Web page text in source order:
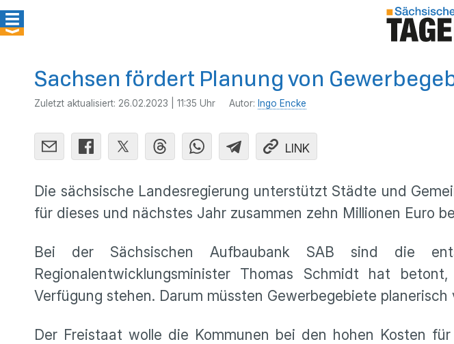
Sachsen fördert Planung von
Zuletzt aktualisiert: 26.02.2023 | 11:35 Uhr Autor: Ingo Encke
LINK
Die sächsische Landesregierung unterstützt Städte und
für dieses und nächstes Jahr zusammen zehn Millionen Euro
Bei der Sächsischen Aufbaubank SAB sind die
Regionalentwicklungsminister Thomas Schmidt hat
Verfügung stehen. Darum müssten Gewerbegebiete
Der Freistaat wolle die Kommunen bei den hohen Kosten